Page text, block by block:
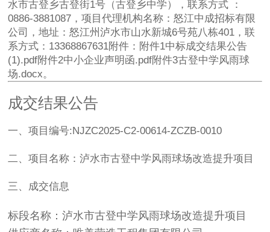
水市古登乡古登街1号（古登乡中学），联系方式 ：
0886-3881087，项目代理机构名称：怒江中成招标有限
公司，地址：怒江州泸水市山水新城6号苑八栋401，联
系方式：13368867631附件：附件1中标成交结果公告
(1).pdf附件2中小企业声明函.pdf附件3古登中学风雨球
场.docx。
成交结果公告
一、项目编号:NJZC2025-C2-00614-ZCZB-0010
二、项目名称：泸水市古登中学风雨球场改造提升项目
三、成交信息
标段名称：泸水市古登中学风雨球场改造提升项目